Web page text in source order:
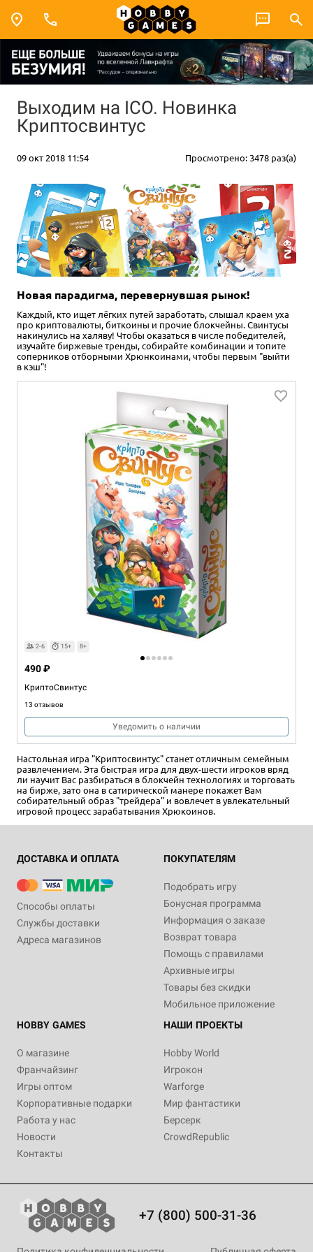
Выходим на ICO. Новинка
Криптосвинтус
09 окт 2018 11:54 Просмотрено: 3478 раз(а)
Новая парадигма, перевернувшая рынок!
Каждый, кто ищет лёгких путей заработать, слышал краем уха
про криптовалюты, биткоины и прочие блокчейны. Свинтусы
накинулись на халяву! Чтобы оказаться в числе победителей,
изучайте биржевые тренды, собирайте комбинации и топите
соперников отборными Хрюнкоинами, чтобы первым "выйти
в кэш"!
2-6 15+ 8+
КриптоСвинтус
13 отзывов
490 ₽
Уведомить о наличии
Настольная игра "Криптосвинтус" станет отличным семейным
развлечением. Эта быстрая игра для двух-шести игроков вряд
ли научит Вас разбираться в блокчейн технологиях и торговать
на бирже, зато она в сатирической манере покажет Вам
собирательный образ "трейдера" и вовлечет в увлекательный
игровой процесс зарабатывания Хрюкоинов.
ДОСТАВКА И ОПЛАТА
Способы оплаты
Службы доставки
Адреса магазинов
ПОКУПАТЕЛЯМ
Подобрать игру
Бонусная программа
Информация о заказе
Возврат товара
Помощь с правилами
Архивные игры
Товары без скидки
Мобильное приложение
HOBBY GAMES
О магазине
Франчайзинг
Игры оптом
Корпоративные подарки
Работа у нас
Новости
Контакты
НАШИ ПРОЕКТЫ
Hobby World
Игрокон
Warforge
Мир фантастики
Берсерк
CrowdRepublic
+7 (800) 500-31-36